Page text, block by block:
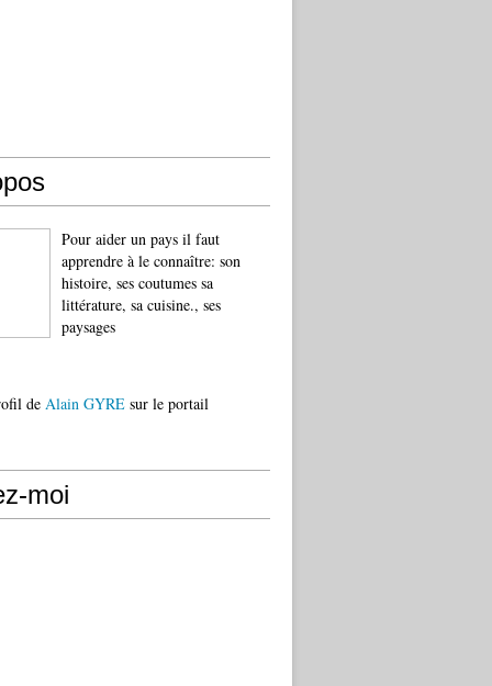
Pour aider un pays il faut
apprendre à le connaître: son
histoire, ses coutumes sa
littérature, sa cuisine., ses
paysages
de Alain GYRE sur le portail
moi